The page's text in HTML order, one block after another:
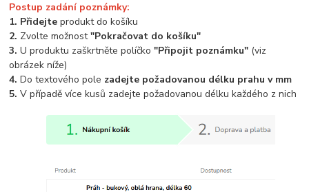
Postup zadání poznámky:
1. Přidejte produkt do košíku
2. Zvolte možnost"Pokračovat do košíku"
3.U produktu zaškrtněte políčko"Připojit poznámku" (viz
obrázek níže)
4.Do textového pole zadejte požadovanou délku prahu v mm
5.V případě více kusů zadejte požadovanou délku každého z nich